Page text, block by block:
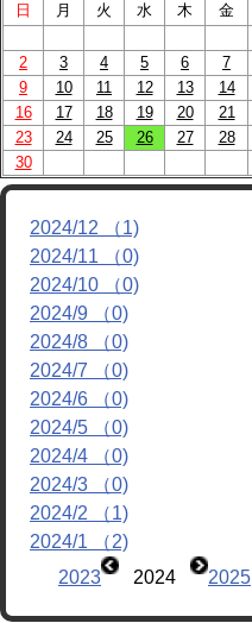
スケジュール
OB紹介/OB会
リンク
日 月 火 水 木 金
2
3 4 5 6 7
9
10 11 12 13 14
16
17 18 19 20 21
23
24 25 26 27 28
30
2024/12 （1)
2024/11 （0)
2024/10 （0)
2024/9 （0)
2024/8 （0)
2024/7 （0)
2024/6 （0)
2024/5 （0)
2024/4 （0)
2024/3 （0)
2024/2 （1)
2024/1 （2)
2023
2024 2025